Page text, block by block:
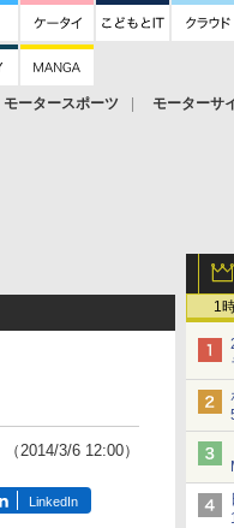
モータースポーツ モーターサ
1
（2014/3/6 12:00）
LinkedIn